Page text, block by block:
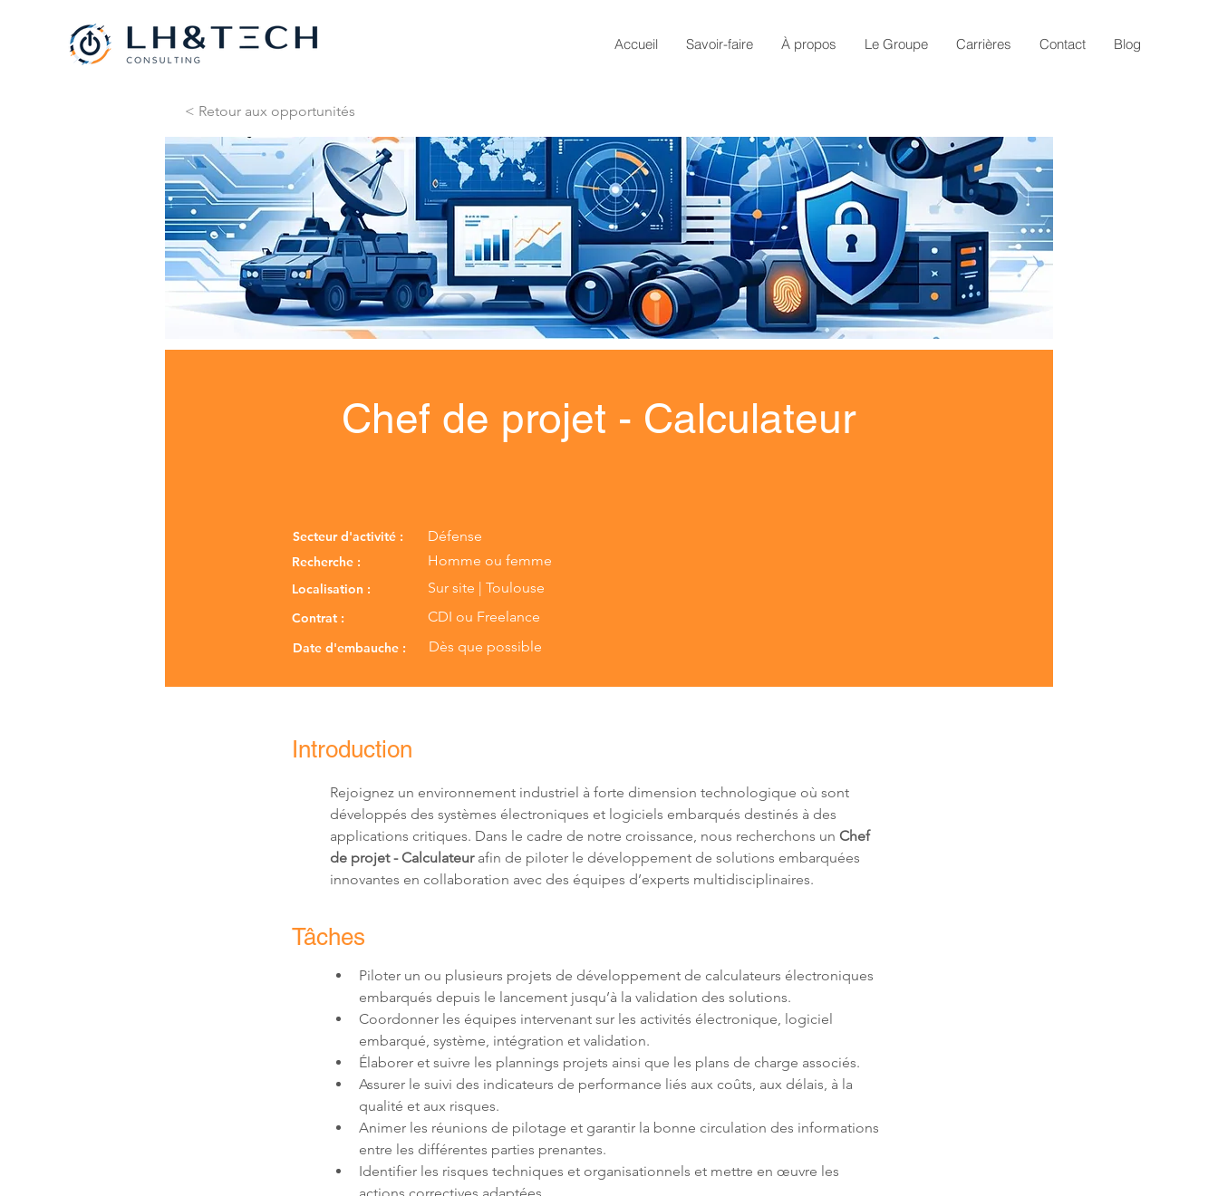
Accueil Savoir-faire À propos Le Groupe Carrières Contact Blog
< Retour aux opportunités
Chef de projet - Calculateur
Secteur d'activité :
Recherche :
Localisation :
Contrat :
Date d'embauche :
Défense
Homme ou femme
Sur site | Toulouse
CDI ou Freelance
Dès que possible
Introduction
Rejoignez un environnement industriel à forte dimension technologique où sont
développés des systèmes électroniques et logiciels embarqués destinés à des
applications critiques. Dans le cadre de notre croissance, nous recherchons un Chef
de projet - Calculateur afin de piloter le développement de solutions embarquées
innovantes en collaboration avec des équipes d’experts multidisciplinaires.
Tâches
Piloter un ou plusieurs projets de développement de calculateurs électroniques
Coordonner les équipes intervenant sur les activités électronique, logiciel
Assurer le suivi des indicateurs de performance liés aux coûts, aux délais, à la
Animer les réunions de pilotage et garantir la bonne circulation des informations
Identifier les risques techniques et organisationnels et mettre en œuvre les